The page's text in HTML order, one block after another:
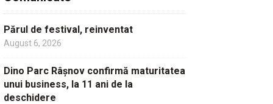
Părul de festival, reinventat
August 6, 2026
Dino Parc Râșnov confirmă maturitatea
unui business, la 11 ani de la
deschidere